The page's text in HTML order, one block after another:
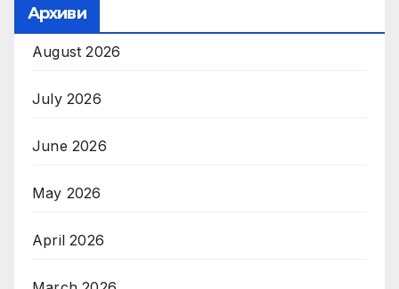
Архиви
August 2026
July 2026
June 2026
May 2026
April 2026